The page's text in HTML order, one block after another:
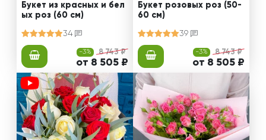
Букет из красных и бел
ых роз (60 см)
34
-3% 8 743 ₽
от 8 505 ₽
Букет розовых роз (50-
60 см)
39
-3% 8 743 ₽
от 8 505 ₽